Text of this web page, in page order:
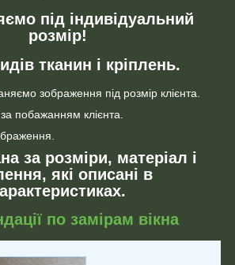
під індивідуальний
розмір!
тканин і кріплень.
зображення під розмір клієнта.
побажанням клієнта.
за розміри, матеріал і
які описані в
по замірам вікна